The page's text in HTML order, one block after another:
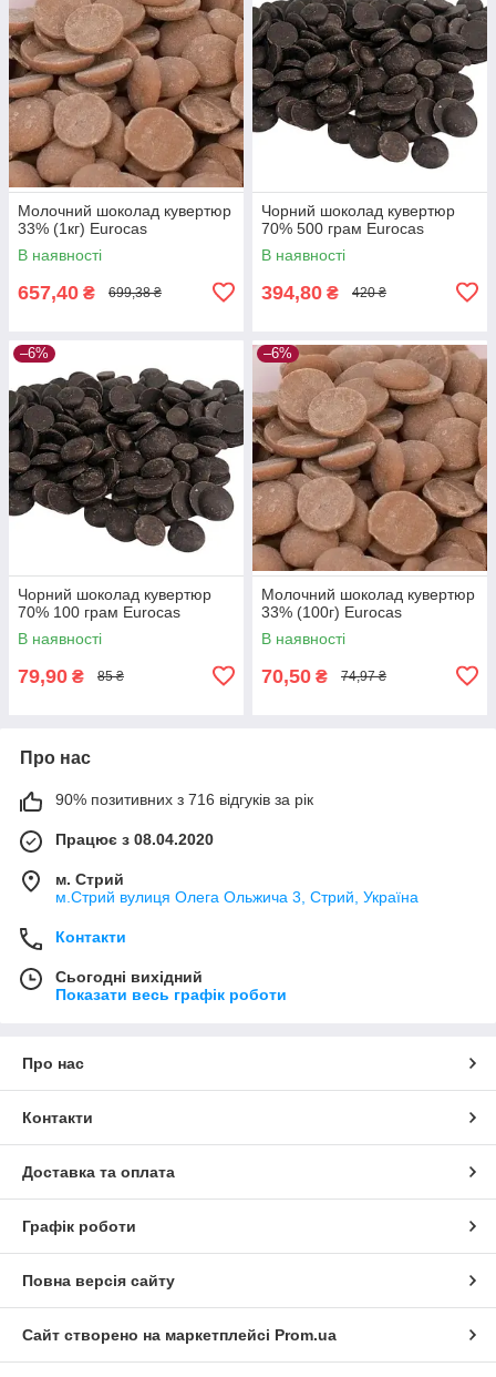
Молочний шоколад кувертюр
33% (1кг) Eurocas
В наявності
657,40 ₴ 699,38 ₴
Чорний шоколад кувертюр
70% 500 грам Eurocas
В наявності
394,80 ₴ 420 ₴
–6%
Чорний шоколад кувертюр
70% 100 грам Eurocas
В наявності
79,90 ₴ 85 ₴
–6%
Молочний шоколад кувертюр
33% (100г) Eurocas
В наявності
70,50 ₴ 74,97 ₴
Про нас
90% позитивних з 716 відгуків за рік
Працює з 08.04.2020
м. Стрий
м.Стрий вулиця Олега Ольжича 3, Стрий, Україна
Контакти
Сьогодні вихідний
Показати весь графік роботи
Про нас
Контакти
Доставка та оплата
Графік роботи
Повна версія сайту
Сайт створено на маркетплейсі Prom.ua